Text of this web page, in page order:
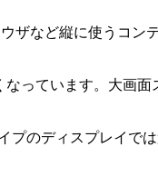
ザなど縦に使うコン
っています。大画
のディスプレイでは